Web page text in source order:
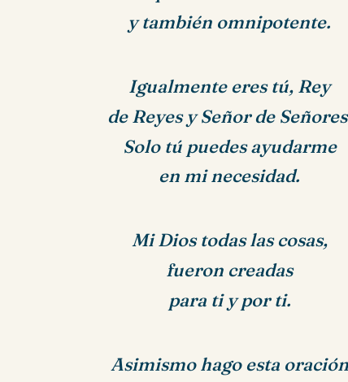
y también omnipotente.
Igualmente eres tú, Rey
de Reyes y Señor de
Solo tú puedes ayudarme
en mi necesidad.
Mi Dios todas las cosas,
fueron creadas
para ti y por ti.
Asimismo hago esta oración